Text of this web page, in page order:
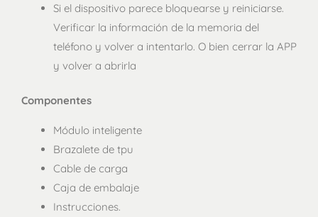
Si el dispositivo parece bloquearse y reiniciarse.
Verificar la información de la memoria del
teléfono y volver a intentarlo. O bien cerrar la APP
y volver a abrirla
Componentes
Módulo inteligente
Brazalete de tpu
Cable de carga
Caja de embalaje
Instrucciones.